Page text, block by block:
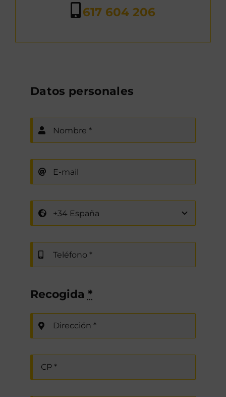
617 604 206
Datos personales
Recogida *